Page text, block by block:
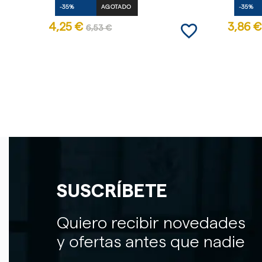
-35% AGOTADO
4,25 € 6,53 € favorite_border
-35%
3,86 €
SUSCRÍBETE
Quiero recibir novedades
y ofertas antes que nadie